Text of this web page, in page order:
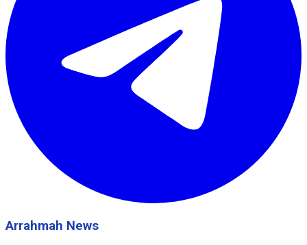
Arrahmah News